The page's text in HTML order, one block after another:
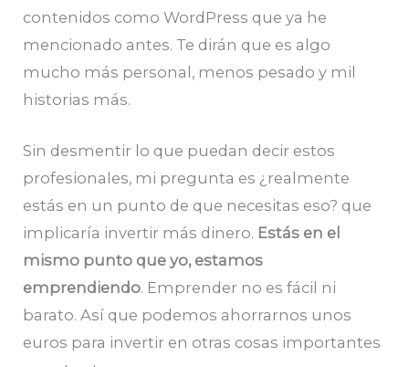
contenidos como WordPress que ya he
mencionado antes. Te dirán que es algo
mucho más personal, menos pesado y mil
historias más.
Sin desmentir lo que puedan decir estos
profesionales, mi pregunta es ¿realmente
estás en un punto de que necesitas eso? que
implicaría invertir más dinero. Estás en el
mismo punto que yo, estamos
emprendiendo. Emprender no es fácil ni
barato. Así que podemos ahorrarnos unos
euros para invertir en otras cosas importantes